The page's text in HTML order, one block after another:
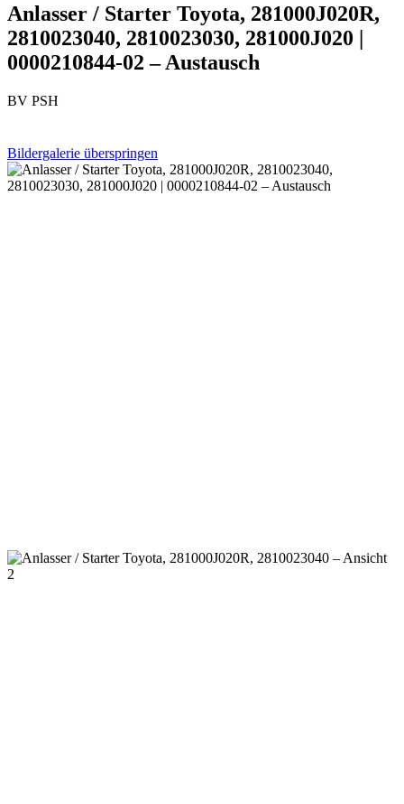
Anlasser / Starter Toyota, 281000J020R,
2810023040, 2810023030, 281000J020 |
0000210844-02 – Austausch
BV PSH
Bildergalerie überspringen